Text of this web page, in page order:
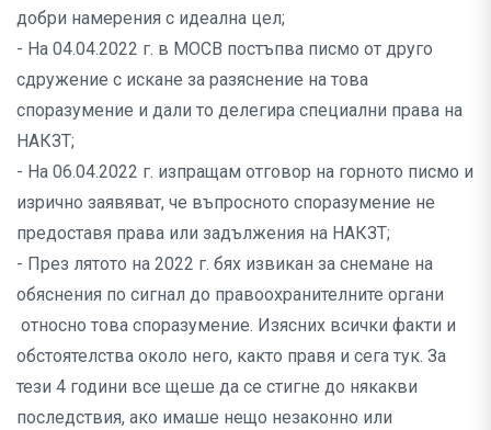
добри намерения с идеална цел;
- На 04.04.2022 г. в МОСВ постъпва писмо от друго
сдружение с искане за разяснение на това
споразумение и дали то делегира специални права на
НАКЗТ;
- На 06.04.2022 г. изпращам отговор на горното писмо и
изрично заявяват, че въпросното споразумение не
предоставя права или задължения на НАКЗТ;
- През лятото на 2022 г. бях извикан за снемане на
обяснения по сигнал до правоохранителните органи
относно това споразумение. Изясних всички факти и
обстоятелства около него, както правя и сега тук. За
тези 4 години все щеше да се стигне до някакви
последствия, ако имаше нещо незаконно или